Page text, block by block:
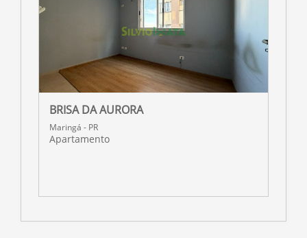
BRISA DA AURORA
Maringá - PR
Apartamento